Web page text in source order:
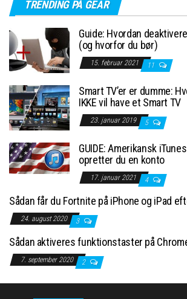
TRENDING PÅ GEAR
Guide: Hvordan
(og hvorfor du bør)
15. februar 2021 11
Smart TV’er er dumme:
IKKE vil have et Smart TV
23. januar 2019 5
GUIDE: Amerikansk
opretter du en konto
17. januar 2021 4
Sådan får du Fortnite på iPhone og iPad
24. august 2020 3
Sådan aktiveres funktionstaster på
7. september 2020 2